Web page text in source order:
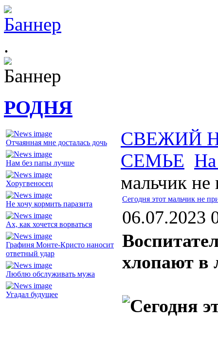
.
РОДНЯ
Отчаянная мне досталась дочь
Нам без папы лучше
Хоругвеносец
Не хочу кормить паразита
Ах, как хочется ворваться
Графиня Монте-Кристо наносит
ответный удар
Люблю обслуживать мужа
Угадал будущее
СВЕЖИЙ
СЕМЬЕ На
мальчик не
Сегодня этот мальчик не
06.07.2023
хлопают в